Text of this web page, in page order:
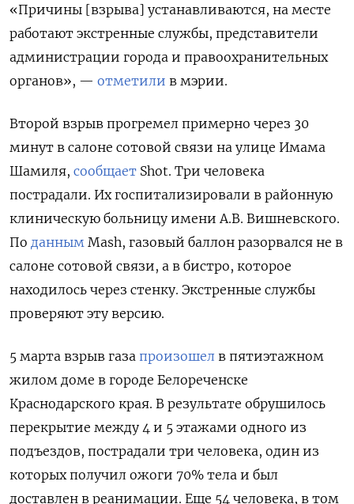
«Причины [взрыва] устанавливаются, на месте
работают экстренные службы, представители
администрации города и правоохранительных
органов», — отметили в мэрии.
Второй взрыв прогремел примерно через 30
минут в салоне сотовой связи на улице Имама
Шамиля, сообщает Shot. Три человека
пострадали. Их госпитализировали в районную
клиническую больницу имени А.В. Вишневского.
По данным Mash, газовый баллон разорвался не в
салоне сотовой связи, а в бистро, которое
находилось через стенку. Экстренные службы
проверяют эту версию.
5 марта взрыв газа произошел в пятиэтажном
жилом доме в городе Белореченске
Краснодарского края. В результате обрушилось
перекрытие между 4 и 5 этажами одного из
подъездов, пострадали три человека, один из
которых получил ожоги 70% тела и был
доставлен в реанимации. Еще 54 человека, в том